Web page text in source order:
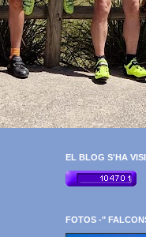
EL BLOG S'HA
FOTOS -"